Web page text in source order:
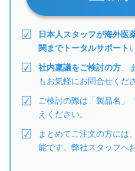
日本人スタッフが海外医
関までトータルサポート
社内稟議をご検討の方 、
もお気軽にお問合せくだ
ご検討の際は「製品名」
えください。
まとめてご注文の方には
能です。弊社スタッフへ